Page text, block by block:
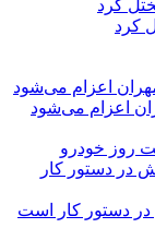
کرد
روز خودرو
در دستور کار است